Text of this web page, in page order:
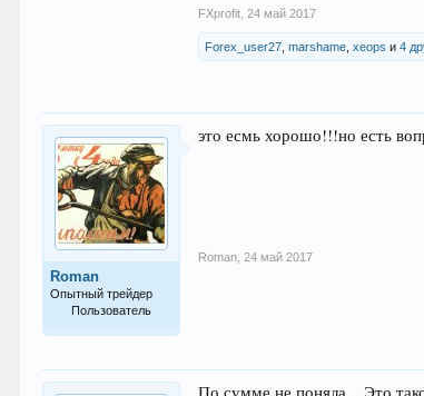
FXprofit 24 май 2017
Forex_user27 ,marshame ,xeops и4
Roman
Опытный трейдер
Пользователь
это есмь хорошо!!!но есть
Roman 24 май 2017